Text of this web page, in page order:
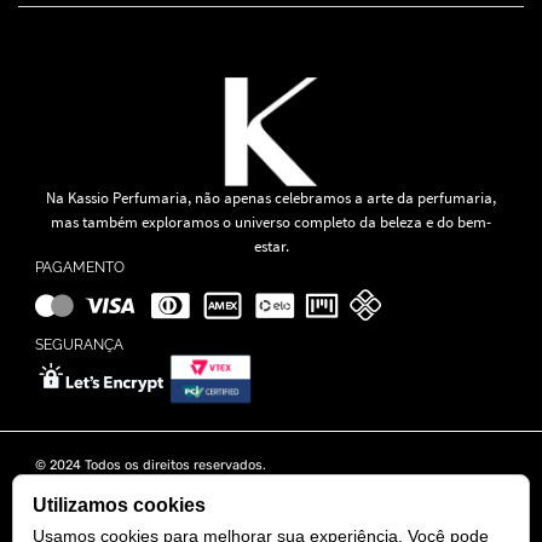
Na Kassio Perfumaria, não apenas celebramos a arte da perfumaria,
mas também exploramos o universo completo da beleza e do bem-
estar.
PAGAMENTO
SEGURANÇA
© 2024 Todos os direitos reservados.
Rua Tapajós n° 481- Edifício B&B Business - 7° Andar - Vila Brasília -
Utilizamos cookies
Usamos cookies para melhorar sua experiência. Você pode